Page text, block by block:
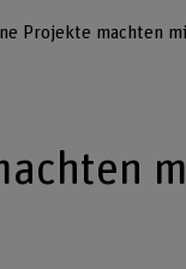
Projekte machten